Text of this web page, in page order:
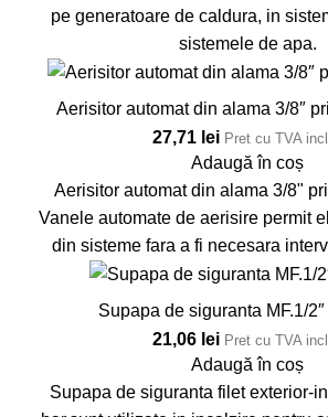
pe generatoare de caldura, in
sistemele de apa.
Aerisitor automat din alama 3/8″
27,71 lei Pret cu TVA
Adaugă în coș
Aerisitor automat din alama 3/8"
Vanele automate de aerisire permit
din sisteme fara a fi necesara
Supapa de siguranta MF.1/
21,06 lei Pret cu TVA
Adaugă în coș
Supapa de siguranta filet exterior-